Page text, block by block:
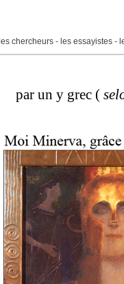
chercheurs - les essayistes -
par un y grec (